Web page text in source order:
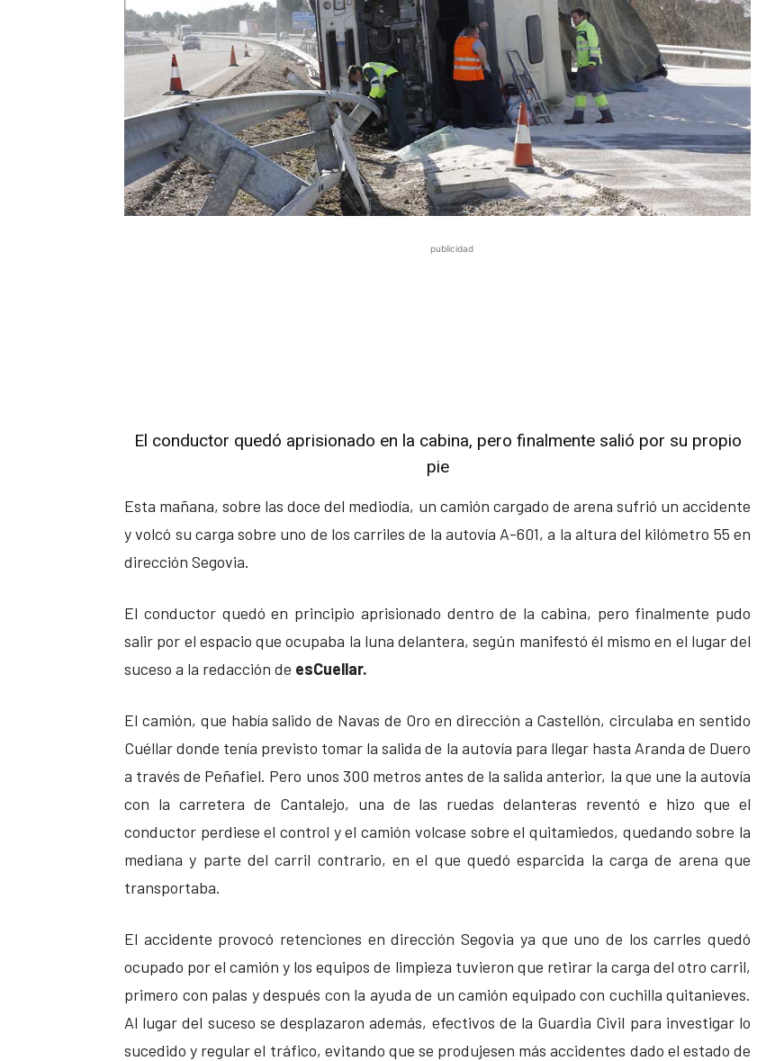
publicidad
El conductor quedó aprisionado en la cabina, pero finalmente salió por su propio
pie
Esta mañana, sobre las doce del mediodía, un camión cargado de arena sufrió un accidente
y volcó su carga sobre uno de los carriles de la autovía A-601, a la altura del kilómetro 55 en
dirección Segovia.
El conductor quedó en principio aprisionado dentro de la cabina, pero finalmente pudo
salir por el espacio que ocupaba la luna delantera, según manifestó él mismo en el lugar del
suceso a la redacción de esCuellar.
El camión, que había salido de Navas de Oro en dirección a Castellón, circulaba en sentido
Cuéllar donde tenía previsto tomar la salida de la autovía para llegar hasta Aranda de Duero
a través de Peñafiel. Pero unos 300 metros antes de la salida anterior, la que une la autovía
con la carretera de Cantalejo, una de las ruedas delanteras reventó e hizo que el
conductor perdiese el control y el camión volcase sobre el quitamiedos, quedando sobre la
mediana y parte del carril contrario, en el que quedó esparcida la carga de arena que
transportaba.
El accidente provocó retenciones en dirección Segovia ya que uno de los carrles quedó
ocupado por el camión y los equipos de limpieza tuvieron que retirar la carga del otro carril,
primero con palas y después con la ayuda de un camión equipado con cuchilla quitanieves.
Al lugar del suceso se desplazaron además, efectivos de la Guardia Civil para investigar lo
sucedido y regular el tráfico, evitando que se produjesen más accidentes dado el estado de